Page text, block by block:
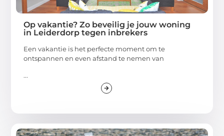
Op vakantie? Zo beveilig je jouw woning
in Leiderdorp tegen inbrekers
Een vakantie is het perfecte moment om te
ontspannen en even afstand te nemen van
...